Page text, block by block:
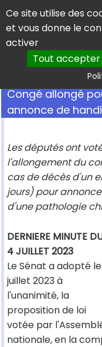
Panneau de gestion
Ce site utilise des
et vous donne le
activer
Tout accepter
Congé allongé
annonce de
Les députés ont
l'allongement du
cas de décès d'un
jours) pour
d'une pathologie
DERNIERE MINUTE
4 JUILLET 2023
Le Sénat a adopté
juillet 2023 à
l'unanimité, la
proposition de loi
votée par
nationale, en la